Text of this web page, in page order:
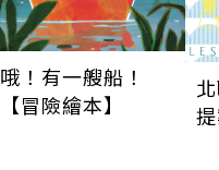
哦！有一艘船！
【冒險繪本】